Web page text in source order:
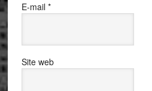
E-mail *
Site web